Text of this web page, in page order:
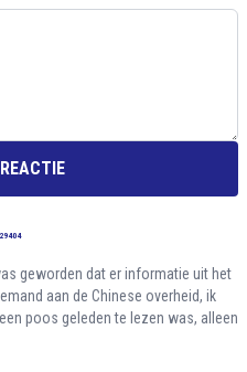
29404
geworden dat er informatie uit het
aan de Chinese overheid, ik
poos geleden te lezen was, alleen